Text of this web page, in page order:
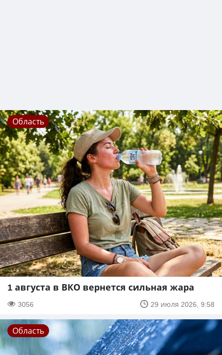
Область
1 августа в ВКО вернется сильная жара
3056 29 июля 2026, 9:58
Область